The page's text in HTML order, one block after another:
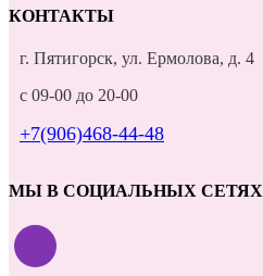
КОНТАКТЫ
г. Пятигорск, ул. Ермолова, д. 4
с 09-00 до 20-00
+7(906)468-44-48
МЫ В СОЦИАЛЬНЫХ СЕТЯХ